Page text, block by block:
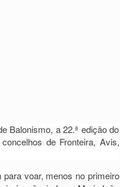
Balonismo, a 22.ª edição do
de Fronteira, Avis,
voar, menos no primeiro